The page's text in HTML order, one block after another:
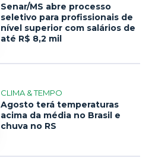
Senar/MS abre processo
seletivo para profissionais de
nível superior com salários de
até R$ 8,2 mil
CLIMA & TEMPO
Agosto terá temperaturas
acima da média no Brasil e
chuva no RS